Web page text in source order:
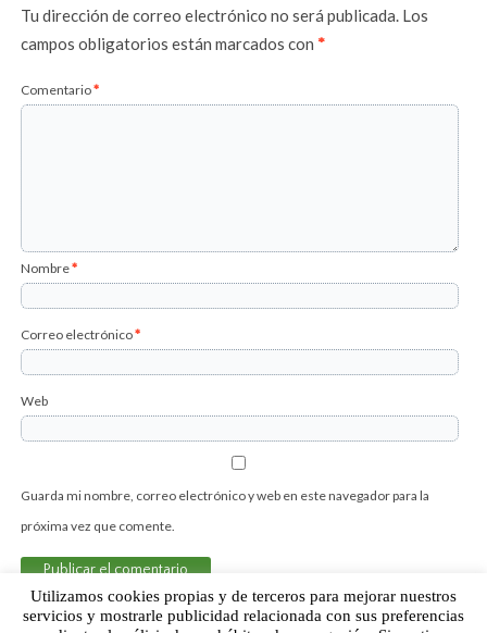
Tu dirección de correo electrónico no será publicada. Los
campos obligatorios están marcados con*
Comentario*
Nombre*
Correo electrónico*
Web
Guarda mi nombre, correo electrónico y web en este navegador para la
próxima vez que comente.
Utilizamos cookies propias y de terceros para mejorar nuestros
servicios y mostrarle publicidad relacionada con sus preferencias